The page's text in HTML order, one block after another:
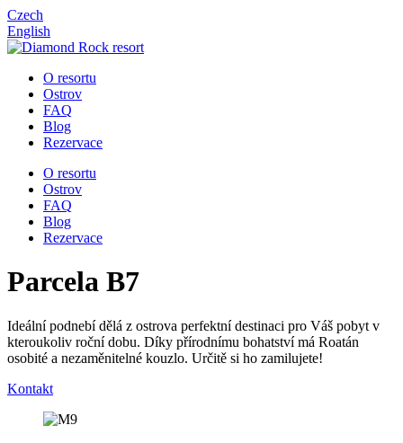
Czech
English
O resortu
Ostrov
FAQ
Blog
Rezervace
O resortu
Ostrov
FAQ
Blog
Rezervace
Parcela B7
Ideální podnebí dělá z ostrova perfektní destinaci pro Váš pobyt v
kteroukoliv roční dobu. Díky přírodnímu bohatství má Roatán
osobité a nezaměnitelné kouzlo. Určitě si ho zamilujete!
Kontakt